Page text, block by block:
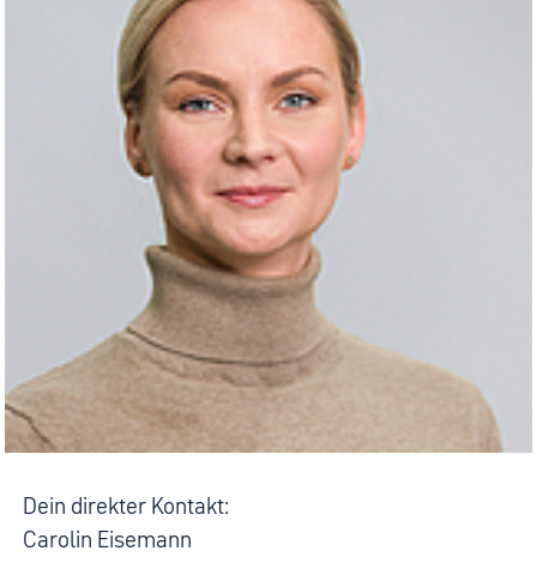
Dein direkter Kontakt:
Carolin Eisemann